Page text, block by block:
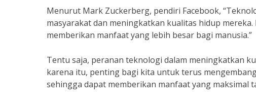
Menurut Mark Zuckerberg, pendiri Facebook,
masyarakat dan meningkatkan kualitas hidup
memberikan manfaat yang lebih besar bagi manusia.”
Tentu saja, peranan teknologi dalam meningkatkan
karena itu, penting bagi kita untuk terus
sehingga dapat memberikan manfaat yang maksimal